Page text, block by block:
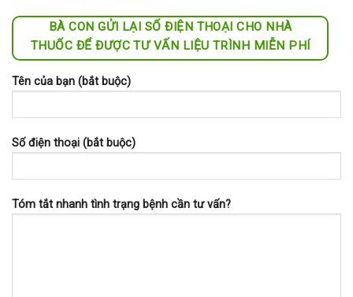
BÀ CON GỬI LẠI SỐ ĐIỆN THOẠI CHO NHÀ
THUỐC ĐỂ ĐƯỢC TƯ VẤN LIỆU TRÌNH MIỄN PHÍ
Tên của bạn (bắt buộc)
Số điện thoại (bắt buộc)
Tóm tắt nhanh tình trạng bệnh cần tư vấn?